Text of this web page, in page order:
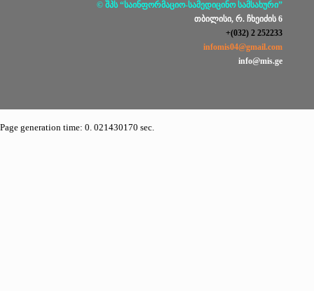
© შპს “საინფორმაციო-სამედიცინო სამსახური”
თბილისი, რ. ჩხეიძის 6
+(032) 2 252233
infomis04@gmail.com
info@mis.ge
Page generation time: 0. 021430170 sec.